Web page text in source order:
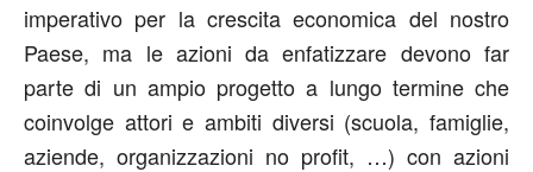
imperativo per la crescita economica del nostro
Paese, ma le azioni da enfatizzare devono far
parte di un ampio progetto a lungo termine che
coinvolge attori e ambiti diversi (scuola, famiglie,
aziende, organizzazioni no profit, …) con azioni